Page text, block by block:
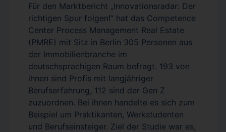
Für den Marktbericht „Innovationsradar: Der
richtigen Spur folgen!“ hat das Competence
Center Process Management Real Estate
(PMRE) mit Sitz in Berlin 305 Personen aus
der Immobilienbranche im
deutschsprachigen Raum befragt. 193 von
ihnen sind Profis mit langjähriger
Berufserfahrung, 112 sind der Gen Z
zuzuordnen. Bei ihnen handelte es sich zum
Beispiel um Praktikanten, Werkstudenten
und Berufseinsteiger. Ziel der Studie war es,